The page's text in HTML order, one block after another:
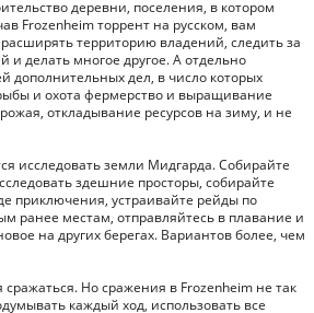
деревни, поселения, в котором
Frozenheim торрент на русском, вам
территорию владений, следить за
делать многое другое. А отдельно
дополнительных дел, в число которых
и охота фермерство и выращивание
откладывание ресурсов на зиму, и не
исследовать земли Мидгарда. Собирайте
здешние просторы, собирайте
приключения, устраивайте рейды по
ранее местам, отправляйтесь в плавание и
на других берегах. Вариантов более, чем
Но сражения в Frozenheim не так
каждый ход, использовать все